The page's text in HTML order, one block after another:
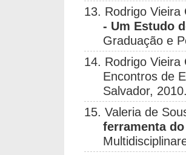
13. Rodrigo
- Um Estudo
Graduação e
14. Rodrigo
Encontros de
Salvador,
15. Valeria de
ferramenta